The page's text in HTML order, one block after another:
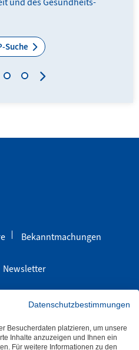
Suche
Bekanntmachungen
Newsletter
Cookies
Gebärdensprache
Datenschutzbestimmungen
Besucherdaten platzieren, um unsere
Inhalte anzuzeigen und Ihnen ein
Für weitere Informationen zu den